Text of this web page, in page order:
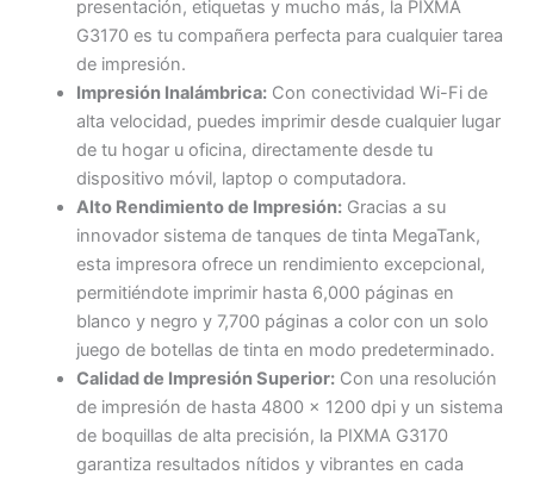
presentación, etiquetas y mucho más, la PIXMA
G3170 es tu compañera perfecta para cualquier tarea
de impresión.
Impresión Inalámbrica:Con conectividad Wi-Fi de
alta velocidad, puedes imprimir desde cualquier lugar
de tu hogar u oficina, directamente desde tu
dispositivo móvil, laptop o computadora.
Alto Rendimiento de Impresión:Gracias a su
innovador sistema de tanques de tinta MegaTank,
esta impresora ofrece un rendimiento excepcional,
permitiéndote imprimir hasta 6,000 páginas en
blanco y negro y 7,700 páginas a color con un solo
juego de botellas de tinta en modo predeterminado.
Calidad de Impresión Superior:Con una resolución
de impresión de hasta 4800 x 1200 dpi y un sistema
de boquillas de alta precisión, la PIXMA G3170
garantiza resultados nítidos y vibrantes en cada